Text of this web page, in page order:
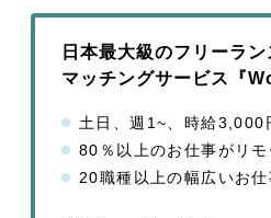
日本最大級のフリーラ
マッチングサービス『
土日、週1~、時給3,000
80％以上のお仕事がリ
20職種以上の幅広いお